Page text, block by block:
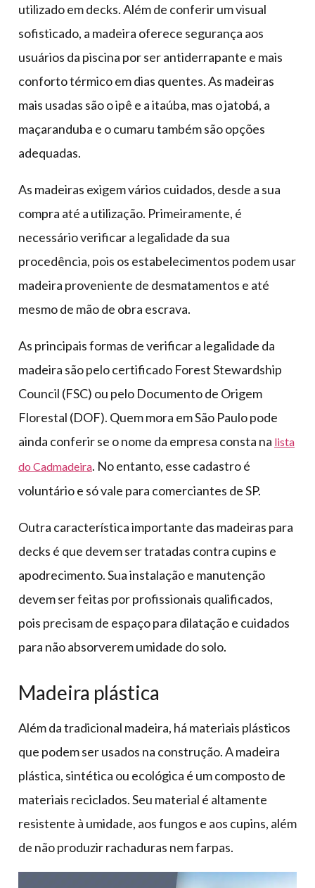
utilizado em decks. Além de conferir um visual
sofisticado, a madeira oferece segurança aos
usuários da piscina por ser antiderrapante e mais
conforto térmico em dias quentes. As madeiras
mais usadas são o ipê e a itaúba, mas o jatobá, a
maçaranduba e o cumaru também são opções
adequadas.
As madeiras exigem vários cuidados, desde a sua
compra até a utilização. Primeiramente, é
necessário verificar a legalidade da sua
procedência, pois os estabelecimentos podem usar
madeira proveniente de desmatamentos e até
mesmo de mão de obra escrava.
As principais formas de verificar a legalidade da
madeira são pelo certificado Forest Stewardship
Council (FSC) ou pelo Documento de Origem
Florestal (DOF). Quem mora em São Paulo pode
ainda conferir se o nome da empresa consta na lista
do Cadmadeira. No entanto, esse cadastro é
voluntário e só vale para comerciantes de SP.
Outra característica importante das madeiras para
decks é que devem ser tratadas contra cupins e
apodrecimento. Sua instalação e manutenção
devem ser feitas por profissionais qualificados,
pois precisam de espaço para dilatação e cuidados
para não absorverem umidade do solo.
Madeira plástica
Além da tradicional madeira, há materiais plásticos
que podem ser usados na construção. A madeira
plástica, sintética ou ecológica é um composto de
materiais reciclados. Seu material é altamente
resistente à umidade, aos fungos e aos cupins, além
de não produzir rachaduras nem farpas.